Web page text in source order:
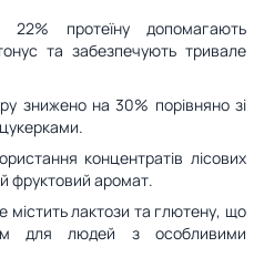
22% протеїну допомагають
та забезпечують тривале
знижено на 30% порівняно зі
концентратів лісових
фруктовий аромат.
містить лактози та глютену, що
для людей з особливими